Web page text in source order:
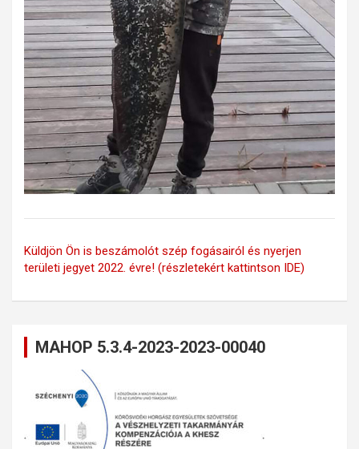
Küldjön Ön is beszámolót szép fogásairól és nyerjen
területi jegyet 2022. évre! (részletekért kattintson IDE)
MAHOP 5.3.4-2023-2023-00040